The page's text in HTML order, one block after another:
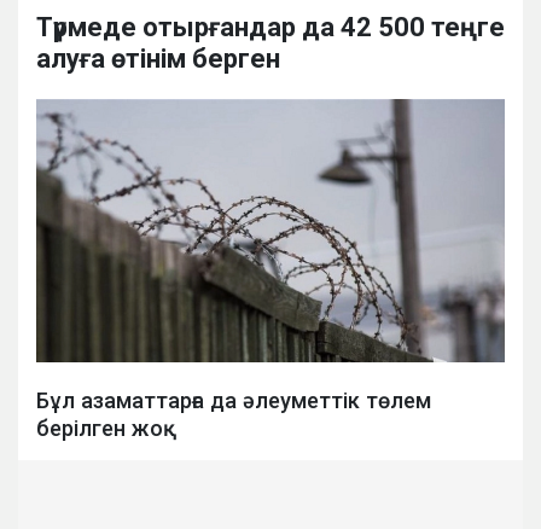
Түрмеде отырғандар да 42 500 теңге
алуға өтінім берген
Бұл азаматтарға да әлеуметтік төлем
берілген жоқ